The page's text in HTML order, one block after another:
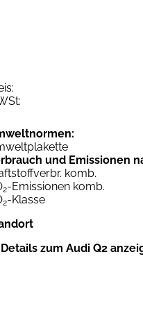
und Emissionen
komb.
2-Emissionen komb.
2-Klasse
zum Audi Q2